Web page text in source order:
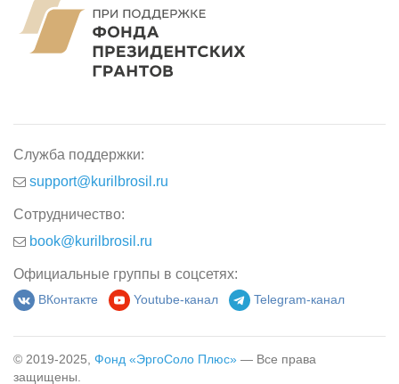
Служба поддержки:
support@kurilbrosil.ru
Сотрудничество:
book@kurilbrosil.ru
Официальные группы в соцсетях:
ВКонтакте Youtube-канал Telegram-канал
© 2019-2025, Фонд «ЭргоСоло Плюс» — Все права
защищены.